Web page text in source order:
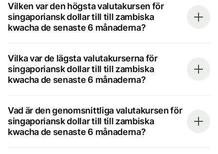
Vilken var den högsta valutakursen för
singaporiansk dollar till till zambiska
kwacha de senaste 6 månaderna?
Vilka var de lägsta valutakurserna för
singaporiansk dollar till till zambiska
kwacha de senaste 6 månaderna?
Vad är den genomsnittliga valutakursen för
singaporiansk dollar till till zambiska
kwacha de senaste 6 månaderna?